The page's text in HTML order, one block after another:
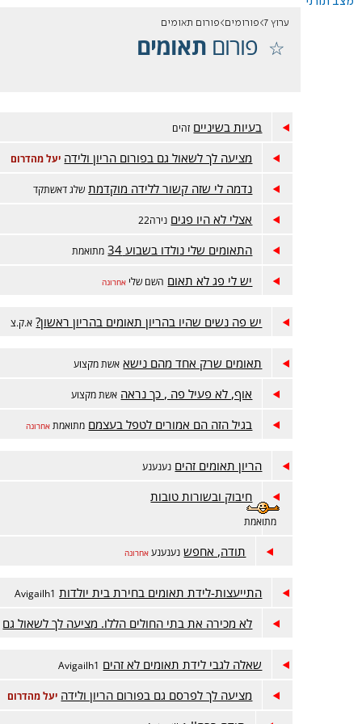
ערוץ 7 פורומים פורום תאומים
פורום תאומים
בעיות בשיניים זהים
מציעה לך לשאול גם בפורום הריון ולידה יעל מהדרום
נדמה לי שזה קשור ללידה מוקדמת שלג דאשתקד
אצלי לא היו פגים נירה22
התאומים שלי נולדו בשבוע 34 מתואמת
יש לי פג לא תאום השם שלי אחרונה
יש פה נשים שהיו בהריון תאומים בהריון ראשון? א.ק.צ
תאומים שרק אחד מהם נישא אשת מקצוע
אוף, לא פעיל פה , כך נראה אשת מקצוע
בגיל הזה הם אמורים לטפל בעצמם מתואמת אחרונה
הריון תאומים זהים נענענע
חיבוק ובשורות טובות
מתואמת
תודה, אחפש נענענע אחרונה
התייעצות-לידת תאומים בחירת בית יולדות Avigailh1
לא מכירה את בתי החולים הללו. מציעה לך לשאול גם
שאלה לגבי לידת תאומים לא זהים Avigailh1
מציעה לך לפרסם גם בפורום הריון ולידה יעל מהדרום